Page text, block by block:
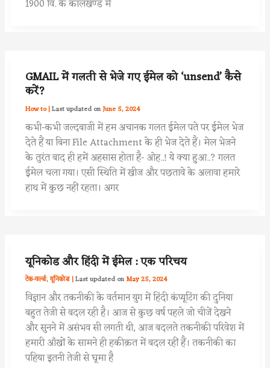
1900 वि. के कालखण्ड में
GMAIL में गलती से भेजे गए ईमेल को ‘unsend’ कैसे
करें?
How to| June 5, 2024
कभी-कभी जल्दबाजी में हम अचानक गलत ईमेल पते पर ईमेल भेज
देते हैं या बिना File Attachment के ही भेज देते हैं। मेल भेजने
के तुरंत बाद ही हमें अहसास होता है- ओह..! ये क्या हुआ..? गलत
ईमेल चला गया। एसी स्थिति में खीज और पछतावे के अलावा हमारे
हाथ में कुछ नहीं रहता। अगर
यूनिकोड और हिंदी में ईमेल : एक परिचय
टेक-वर्ल्ड,यूनिकोड| May 25, 2024
विज्ञान और तकनीकी के वर्तमान युग में हिंदी कंप्यूटिंग की दुनिया
बहुत तेजी से बदल रही है। आज से कुछ वर्ष पहले जो चीजें देखने
और सुनने में असंभव सी लगती थी, आज बदलते तकनीकी परिवेश में
हमारी आँखों के सामने ही हकीक़त में बदल रहीं हैं। तकनीकी का
पहिया इतनी तेजी से घूमा है